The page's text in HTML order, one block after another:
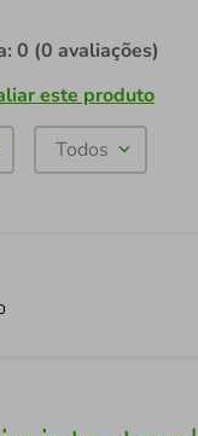
0 (0 avaliações)
este produto
Todos